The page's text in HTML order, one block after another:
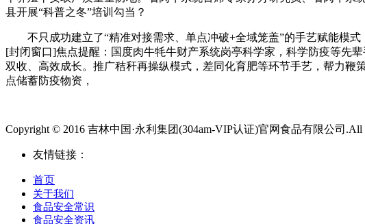
县开展“科普之冬”培训勾当？
不只成功建立了“精准对接需求、单点冲破+全域笼盖”的手艺赋能模式
[封闭窗口]焦点提醒：国度肉牛牦牛财产系统岗亭科学家，科学防疫等先
双收、高效成长。推广秸秆再操纵模式，差同化育肥等环节手艺，帮力
点储蓄防疫物资，
Copyright © 2016 吉林中国·永利集团(304am-VIP认证)官网食品有限公司.All
友情链接：
首页
关于我们
食品安全常识
食品安全资讯